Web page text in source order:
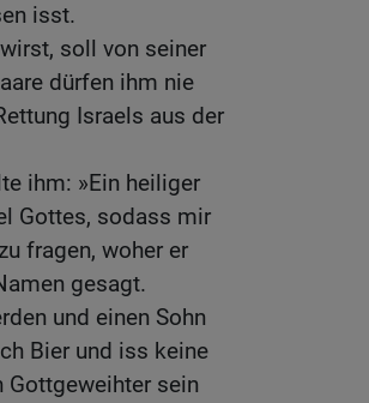
isst.
soll von seiner
dürfen ihm nie
Israels aus der
ihm: »Ein heiliger
Gottes, sodass mir
fragen, woher er
gesagt.
und einen Sohn
Bier und iss keine
Gottgeweihter sein